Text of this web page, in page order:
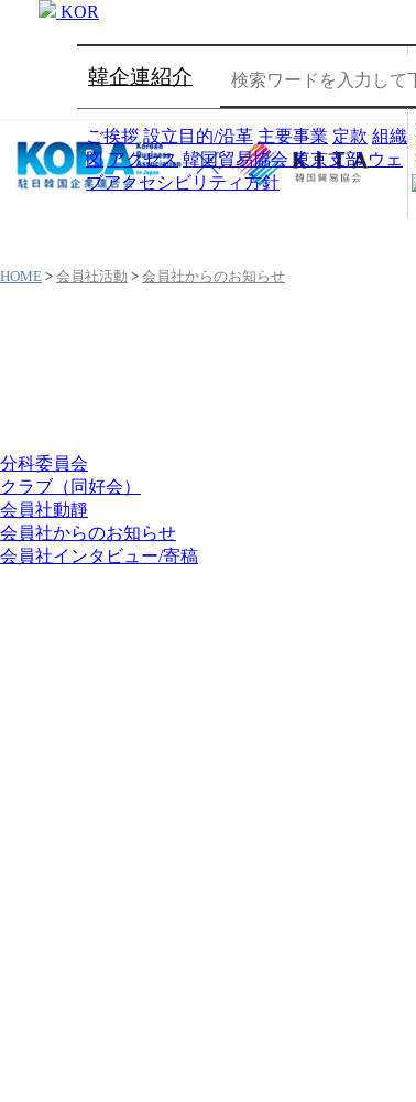
韓企連紹介
ご挨拶 設立目的/沿革 主要事業 定款 組織
図 アクセス 韓国貿易協会 東京支部 ウェ
ブアクセシビリティ方針
KOR
HOME > 会員社活動 > 会員社からのお知らせ
分科委員会
クラブ（同好会）
会員社動靜
会員社からのお知らせ
会員社インタビュー/寄稿